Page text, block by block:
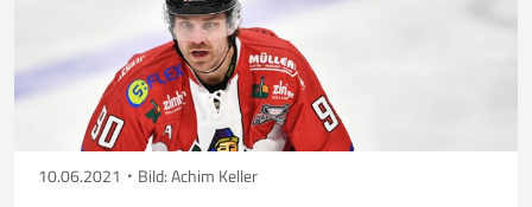
10.06.2021 Bild: Achim Keller